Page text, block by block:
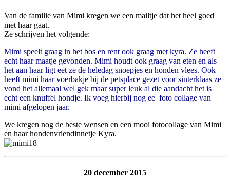
Van de familie van Mimi kregen we een mailtje dat het heel goed
met haar gaat.
Ze schrijven het volgende:
Mimi speelt graag in het bos en rent ook graag met kyra. Ze heeft
echt haar maatje gevonden. Mimi houdt ook graag van eten en als
het aan haar ligt eet ze de heledag snoepjes en honden vlees. Ook
heeft mimi haar voerbakje bij de petsplace gezet voor sinterklaas ze
vond het allemaal wel gek maar super leuk al die aandacht het is
echt een knuffel hondje. Ik voeg hierbij nog ee foto collage van
mimi afgelopen jaar.
We kregen nog de beste wensen en een mooi fotocollage van Mimi
en haar hondenvriendinnetje Kyra.
20 december 2015